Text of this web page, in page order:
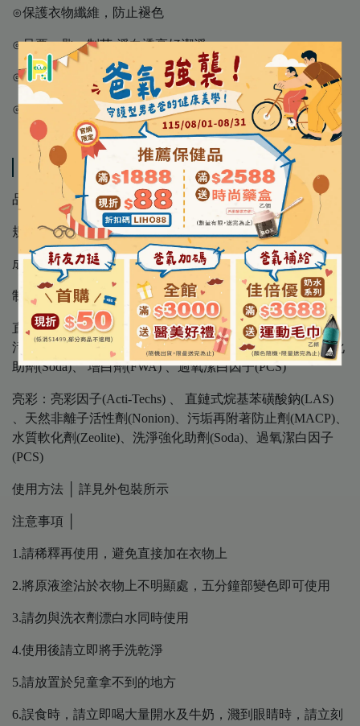
⊙保護衣物纖維，防止褪色
⊙只要一匙，制菌-淨白透亮好潔淨
⊙雙效生物科技酵素，可深入纖維
⊙清除食物、衣領袖口汙漬等難洗頑垢
規格說明
品 名 │【Attack 一匙靈】超濃縮洗衣粉
規 格 │ (制菌/亮彩)1.9kg/盒/包
成 分 │
制菌：纖維酵素(Cellulase) 、衣領污垢分解酵素(Protease)
直鏈式烷基苯磺酸鈉(LAS) 、天然非離子活性劑(Nonion)、
污垢再附著防止劑(MACP)、水質軟化劑(Zeolite)、洗淨強化
助劑(Soda)、 增白劑(FWA) 、過氧潔白因子(PCS)
亮彩：亮彩因子(Acti-Techs) 、 直鏈式烷基苯磺酸鈉(LAS)
、天然非離子活性劑(Nonion)、污垢再附著防止劑(MACP)、
水質軟化劑(Zeolite)、洗淨強化助劑(Soda)、過氧潔白因子
(PCS)
使用方法 │ 詳見外包裝所示
注意事項 │
1.請稀釋再使用，避免直接加在衣物上
2.將原液塗沾於衣物上不明顯處，五分鐘部變色即可使用
3.請勿與洗衣劑漂白水同時使用
4.使用後請立即將手洗乾淨
5.請放置於兒童拿不到的地方
6.誤食時，請立即喝大量開水及牛奶，濺到眼睛時，請立刻